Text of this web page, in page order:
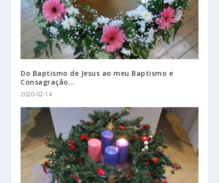
Do Baptismo de Jesus ao meu Baptismo e
Consagração…
2020-02-14